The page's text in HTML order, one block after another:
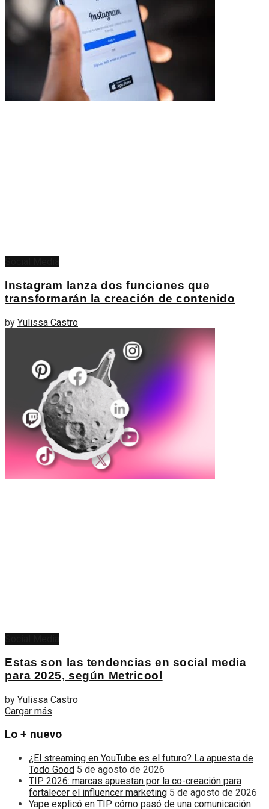
Instagram lanza dos funciones que
transformarán la creación de contenido
by Yulissa Castro
Estas son las tendencias en social media
para 2025, según Metricool
by Yulissa Castro
Cargar más
Lo + nuevo
¿El streaming en YouTube es el futuro? La apuesta de
Todo Good 5 de agosto de 2026
TIP 2026: marcas apuestan por la co-creación para
fortalecer el influencer marketing 5 de agosto de 2026
Yape explicó en TIP cómo pasó de una comunicación